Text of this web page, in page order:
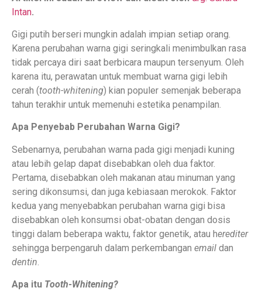
Intan.
Gigi putih berseri mungkin adalah impian setiap orang.
Karena perubahan warna gigi seringkali menimbulkan rasa
tidak percaya diri saat berbicara maupun tersenyum. Oleh
karena itu, perawatan untuk membuat warna gigi lebih
cerah (tooth-whitening) kian populer semenjak beberapa
tahun terakhir untuk memenuhi estetika penampilan.
Apa Penyebab Perubahan Warna Gigi?
Sebenarnya, perubahan warna pada gigi menjadi kuning
atau lebih gelap dapat disebabkan oleh dua faktor.
Pertama, disebabkan oleh makanan atau minuman yang
sering dikonsumsi, dan juga kebiasaan merokok. Faktor
kedua yang menyebabkan perubahan warna gigi bisa
disebabkan oleh konsumsi obat-obatan dengan dosis
tinggi dalam beberapa waktu, faktor genetik, atau herediter
sehingga berpengaruh dalam perkembangan email dan
dentin
Apa itu Tooth-Whitening?